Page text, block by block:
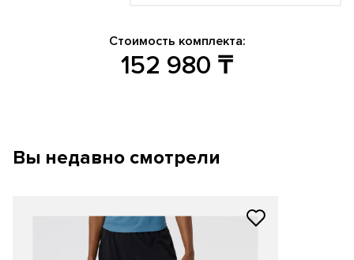
Стоимость комплекта:
152 980 ₸
Вы недавно смотрели